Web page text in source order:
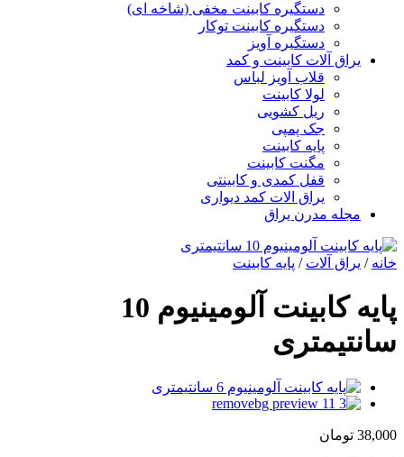
دستگیره کابینت مخفی (شاخه ای)
دستگیره کابینت توکار
دستگیره آویز
یراق آلات کابینت و کمد
قلاب آویز لباس
لولا کابینت
ریل کشویی
جک پمپی
پایه کابینت
مگنت کابینت
قفل کمدی و کابینتی
یراق الات کمد دیواری
مجله مدرن یراق
خانه / یراق آلات / پایه کابینت
پایه کابینت آلومینیوم 10
سانتیمتری
38,000 تومان